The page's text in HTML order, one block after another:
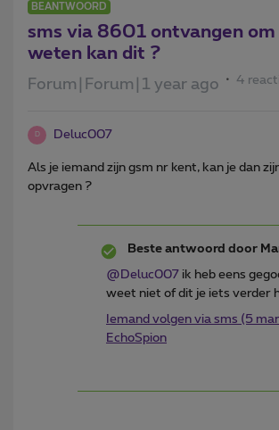
BEANTWOORD
sms via 8601 ontvangen
weten kan dit ?
Forum|Forum|1 year ago 4
D Deluc007
Als je iemand zijn gsm nr kent, kan je dan
opvragen ?
Beste antwoord door
@Deluc007 ik heb eens
weet niet of dit je iets verder
Iemand volgen via sms (5
EchoSpion